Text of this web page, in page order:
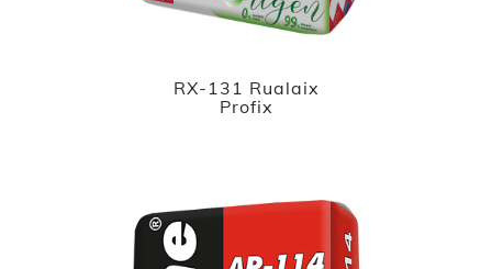
RX-131 Rualaix
Profix